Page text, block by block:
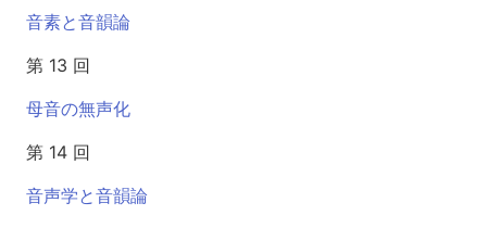
音素と音韻論
第 13 回
母音の無声化
第 14 回
音声学と音韻論